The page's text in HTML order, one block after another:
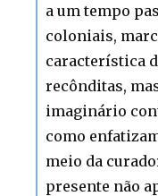
a um tempo
coloniais,
característica
recônditas,
imaginário
como
meio da
presente não